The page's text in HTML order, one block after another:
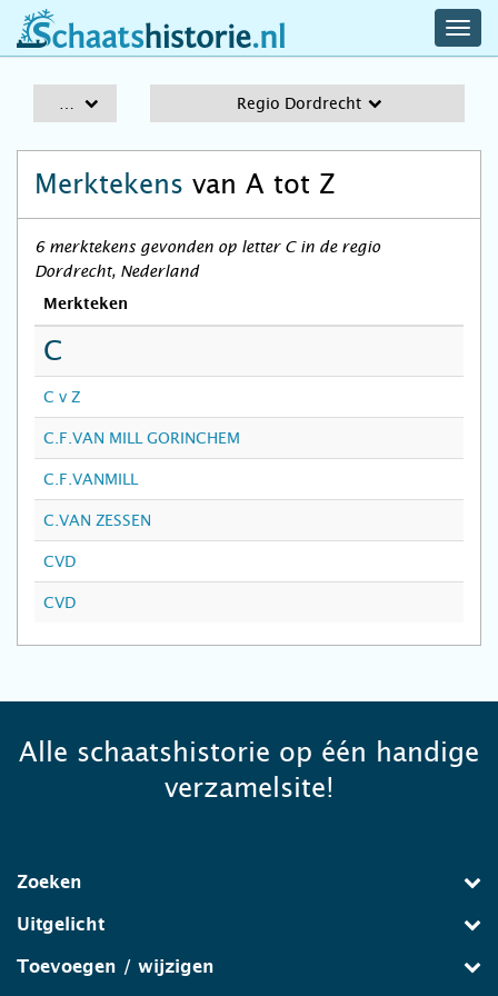
schaatshistorie.nl
Regio Dordrecht
Merktekens van A tot Z
6 merktekens gevonden op letter C in de regio
Dordrecht, Nederland
Merkteken
C
C v Z
C.F.VAN MILL GORINCHEM
C.F.VANMILL
C.VAN ZESSEN
CVD
CVD
Alle schaatshistorie op één handige
verzamelsite!
Zoeken
Uitgelicht
Toevoegen / wijzigen